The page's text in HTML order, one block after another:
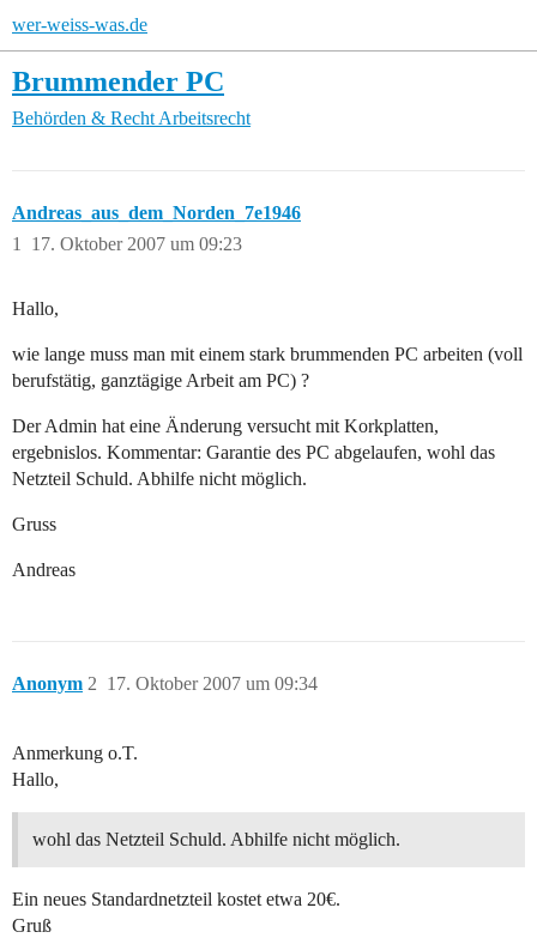
wer-weiss-was.de
Brummender PC
Behörden & Recht Arbeitsrecht
Andreas_aus_dem_Norden_7e1946
17. Oktober 2007 um 09:23
1
Hallo,
wie lange muss man mit einem stark brummenden PC arbeiten (voll
berufstätig, ganztägige Arbeit am PC) ?
Der Admin hat eine Änderung versucht mit Korkplatten,
ergebnislos. Kommentar: Garantie des PC abgelaufen, wohl das
Netzteil Schuld. Abhilfe nicht möglich.
Gruss
Andreas
Anonym 17. Oktober 2007 um 09:34
2
Anmerkung o.T.
Hallo,
wohl das Netzteil Schuld. Abhilfe nicht möglich.
Ein neues Standardnetzteil kostet etwa 20€.
Gruß